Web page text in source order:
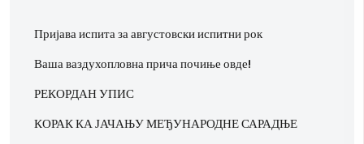
Пријава испита за августовски испитни рок
Ваша ваздухопловна прича почиње овде!
РЕКОРДАН УПИС
КОРАК КА ЈАЧАЊУ МЕЂУНАРОДНЕ САРАДЊЕ